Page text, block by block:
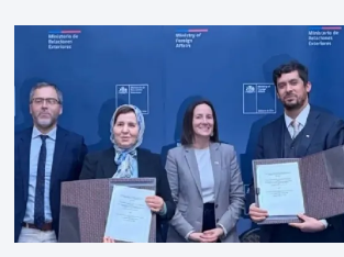
والإنسانية. ووفق بلاغ للمنظمين، تقترح هذه
الرعاية السامية لصاحب الجلالة الملك محمد
البحر الأبيض المتوسط، […]